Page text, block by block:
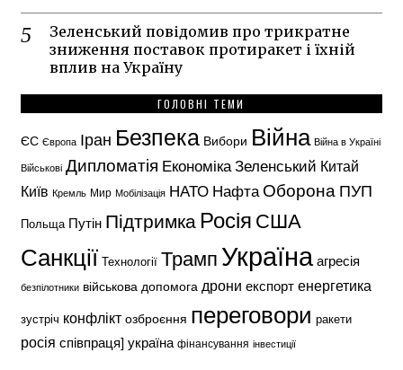
Зеленський повідомив про трикратне
зниження поставок протиракет і їхній
вплив на Україну
ГОЛОВНІ ТЕМИ
ЄС Європа Іран Безпека Вибори Війна Війна в Україні
Військові Дипломатія ЕкономікаЗеленський Китай
Київ Кремль Мир Мобілізація НАТО НафтаОборона ПУП
Польща Путін Підтримка РосіяСША
Санкції Технології ТрампУкраїнаагресія
безпілотники військова допомога дрони експорт енергетика
зустріч конфлікт озброєння переговори ракети
росія співпраця] україна фінансування інвестиції